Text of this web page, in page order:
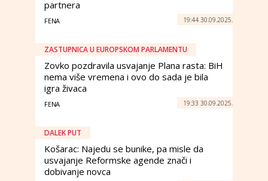
partnera
FENA 19:44 30.09.2025.
ZASTUPNICA U EUROPSKOM PARLAMENTU
Zovko pozdravila usvajanje Plana rasta: BiH
nema više vremena i ovo do sada je bila
igra živaca
FENA 19:33 30.09.2025.
DALEK PUT
Košarac: Najedu se bunike, pa misle da
usvajanje Reformske agende znači i
dobivanje novca